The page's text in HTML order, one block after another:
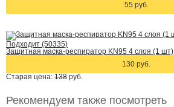
55 руб.
Подходит (50335)
Защитная маска-респиратор KN95 4 слоя (1 шт)
130 руб.
Старая цена: 138 руб.
Рекомендуем также посмотреть